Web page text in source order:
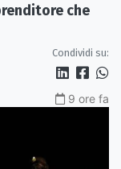
che
Condividi su:
9 ore fa